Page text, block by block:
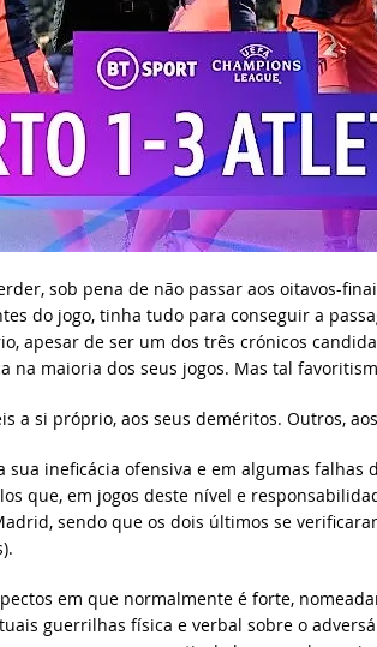
sob pena de não passar aos oitavos-
do jogo, tinha tudo para conseguir a
apesar de ser um dos três crónicos
na maioria dos seus jogos. Mas tal
a si próprio, aos seus deméritos. Outros,
sua ineficácia ofensiva e em algumas falhas
que, em jogos deste nível e
sendo que os dois últimos se
em que normalmente é forte,
guerrilhas física e verbal sobre o